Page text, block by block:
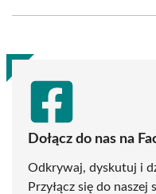
(Twitter)
Dołącz do nas na
Odkrywaj, dyskutuj i
Przyłącz się do naszej